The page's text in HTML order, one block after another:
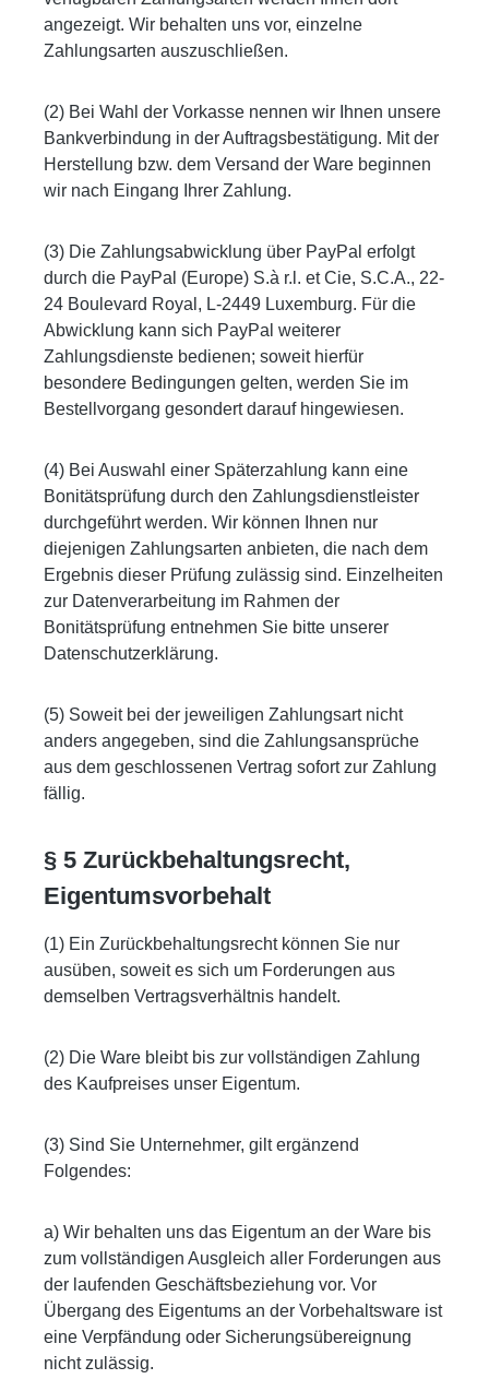
angezeigt. Wir behalten uns vor, einzelne
Zahlungsarten auszuschließen.
(2) Bei Wahl der Vorkasse nennen wir Ihnen unsere
Bankverbindung in der Auftragsbestätigung. Mit der
Herstellung bzw. dem Versand der Ware beginnen
wir nach Eingang Ihrer Zahlung.
(3) Die Zahlungsabwicklung über PayPal erfolgt
durch die PayPal (Europe) S.à r.l. et Cie, S.C.A., 22-
24 Boulevard Royal, L-2449 Luxemburg. Für die
Abwicklung kann sich PayPal weiterer
Zahlungsdienste bedienen; soweit hierfür
besondere Bedingungen gelten, werden Sie im
Bestellvorgang gesondert darauf hingewiesen.
(4) Bei Auswahl einer Späterzahlung kann eine
Bonitätsprüfung durch den Zahlungsdienstleister
durchgeführt werden. Wir können Ihnen nur
diejenigen Zahlungsarten anbieten, die nach dem
Ergebnis dieser Prüfung zulässig sind. Einzelheiten
zur Datenverarbeitung im Rahmen der
Bonitätsprüfung entnehmen Sie bitte unserer
Datenschutzerklärung.
(5) Soweit bei der jeweiligen Zahlungsart nicht
anders angegeben, sind die Zahlungsansprüche
aus dem geschlossenen Vertrag sofort zur Zahlung
fällig.
§ 5 Zurückbehaltungsrecht,
Eigentumsvorbehalt
(1) Ein Zurückbehaltungsrecht können Sie nur
ausüben, soweit es sich um Forderungen aus
demselben Vertragsverhältnis handelt.
(2) Die Ware bleibt bis zur vollständigen Zahlung
des Kaufpreises unser Eigentum.
(3) Sind Sie Unternehmer, gilt ergänzend
Folgendes:
a) Wir behalten uns das Eigentum an der Ware bis
zum vollständigen Ausgleich aller Forderungen aus
der laufenden Geschäftsbeziehung vor. Vor
Übergang des Eigentums an der Vorbehaltsware ist
eine Verpfändung oder Sicherungsübereignung
nicht zulässig.